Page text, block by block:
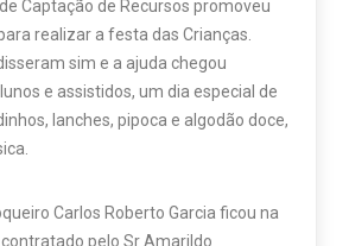
Captação de Recursos promoveu
realizar a festa das Crianças.
sim e a ajuda chegou
e assistidos, um dia especial de
lanches, pipoca e algodão doce,
Carlos Roberto Garcia ficou na
pelo Sr Amarildo